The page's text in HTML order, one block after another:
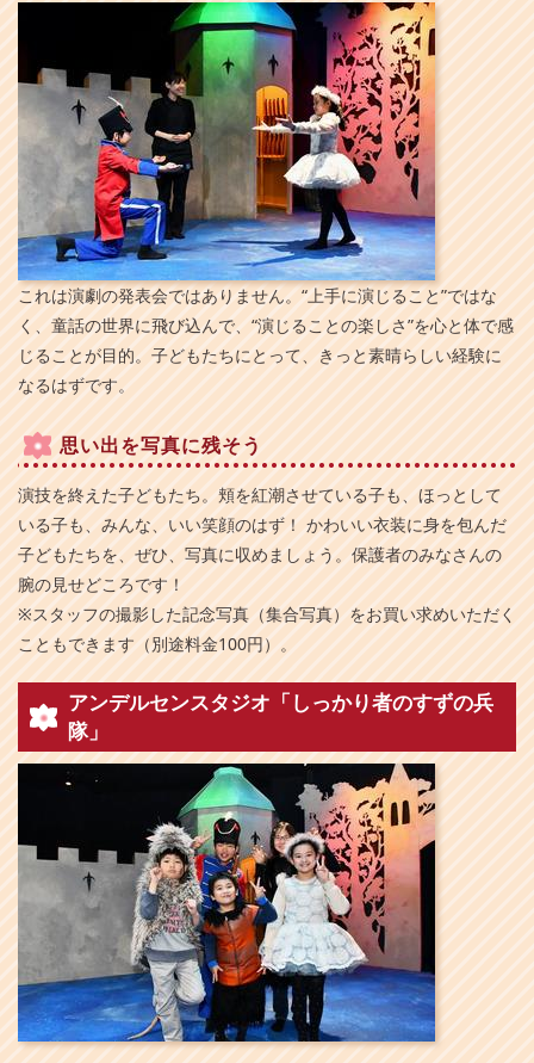
これは演劇の発表会ではありません。“上手に演じること”ではな
く、童話の世界に飛び込んで、“演じることの楽しさ”を心と体で感
じることが目的。子どもたちにとって、きっと素晴らしい経験に
なるはずです。
思い出を写真に残そう
演技を終えた子どもたち。頬を紅潮させている子も、ほっとして
いる子も、みんな、いい笑顔のはず！ かわいい衣装に身を包んだ
子どもたちを、ぜひ、写真に収めましょう。保護者のみなさんの
腕の見せどころです！
※スタッフの撮影した記念写真（集合写真）をお買い求めいただく
こともできます（別途料金100円）。
アンデルセンスタジオ「しっかり者のすずの兵
隊」